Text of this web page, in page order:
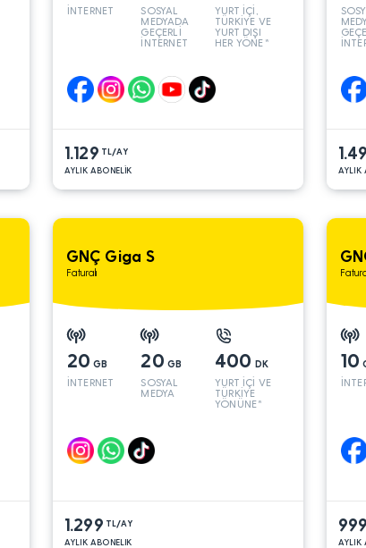
İNTERNET
SOSYAL
MEDYADA
GEÇERLİ
İNTERNET
YURT İÇİ,
TÜRKİYE VE
YURT DIŞI
HER YÖNE*
1.129 TL/AY
AYLIK ABONELİK
AYLIK
GNÇ Giga S
Faturalı
20 GB
İNTERNET
20 GB
SOSYAL
MEDYA
400 DK
YURT İÇİ VE
TÜRKİYE
YÖNÜNE*
1.299 TL/AY
AYLIK ABONELIK
10
999
AYLIK